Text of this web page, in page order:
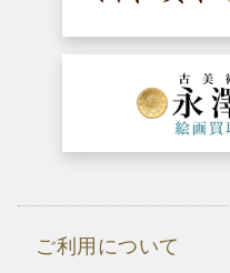
ご利用について